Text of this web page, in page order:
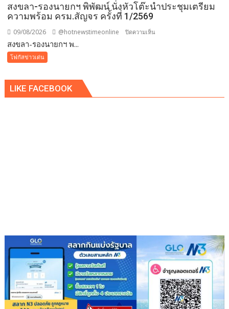
คน
สงขลา-รองนายกฯ พิพัฒน์ นั่งหัวโต๊ะนำประชุมเตรียม
ความพร้อม ครม.สัญจร ครั้งที่ 1/2569
09/08/2026 @hotnewstimeonline ปิดความเห็น
นั่ง
สงขลา-รองนายกฯ พ...
โฟกัสข่าวเด่น
LIKE FACEBOOK